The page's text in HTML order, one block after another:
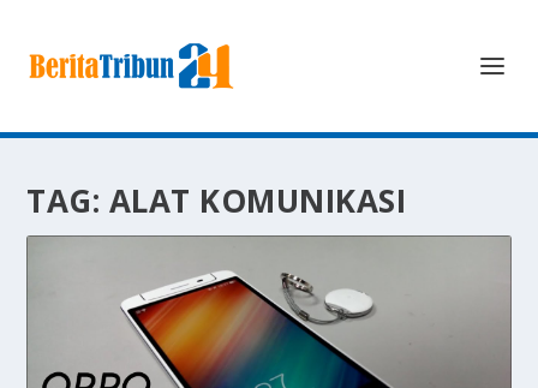
TAG: ALAT KOMUNIKASI